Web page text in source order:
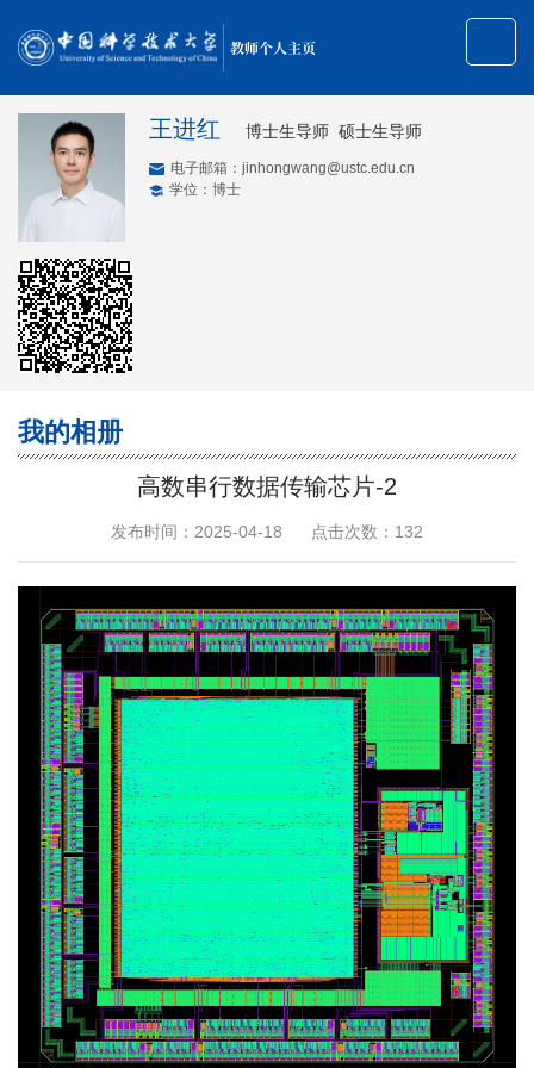
教师个人主页
王进红 博士生导师 硕士生导师
电子邮箱： jinhongwang@ustc.edu.cn
学位：博士
我的相册
高数串行数据传输芯片-2
发布时间：2025-04-18 点击次数： 132